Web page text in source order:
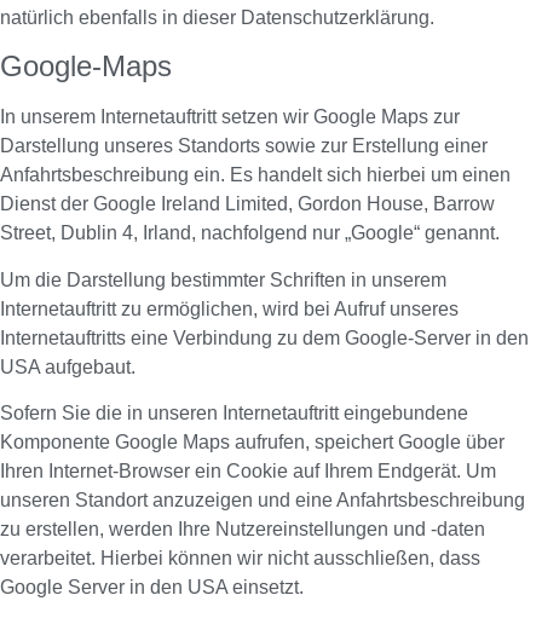
natürlich ebenfalls in dieser Datenschutzerklärung.
Google-Maps
In unserem Internetauftritt setzen wir Google Maps zur
Darstellung unseres Standorts sowie zur Erstellung einer
Anfahrtsbeschreibung ein. Es handelt sich hierbei um einen
Dienst der Google Ireland Limited, Gordon House, Barrow
Street, Dublin 4, Irland, nachfolgend nur „Google“ genannt.
Um die Darstellung bestimmter Schriften in unserem
Internetauftritt zu ermöglichen, wird bei Aufruf unseres
Internetauftritts eine Verbindung zu dem Google-Server in den
USA aufgebaut.
Sofern Sie die in unseren Internetauftritt eingebundene
Komponente Google Maps aufrufen, speichert Google über
Ihren Internet-Browser ein Cookie auf Ihrem Endgerät. Um
unseren Standort anzuzeigen und eine Anfahrtsbeschreibung
zu erstellen, werden Ihre Nutzereinstellungen und -daten
verarbeitet. Hierbei können wir nicht ausschließen, dass
Google Server in den USA einsetzt.